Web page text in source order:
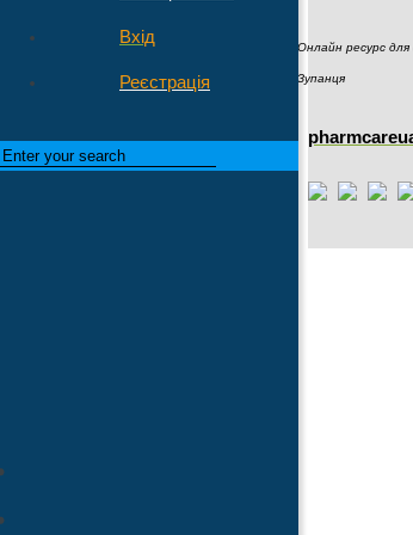
Вхід
Реєстрація
Онлайн ресурс для
Зупанця